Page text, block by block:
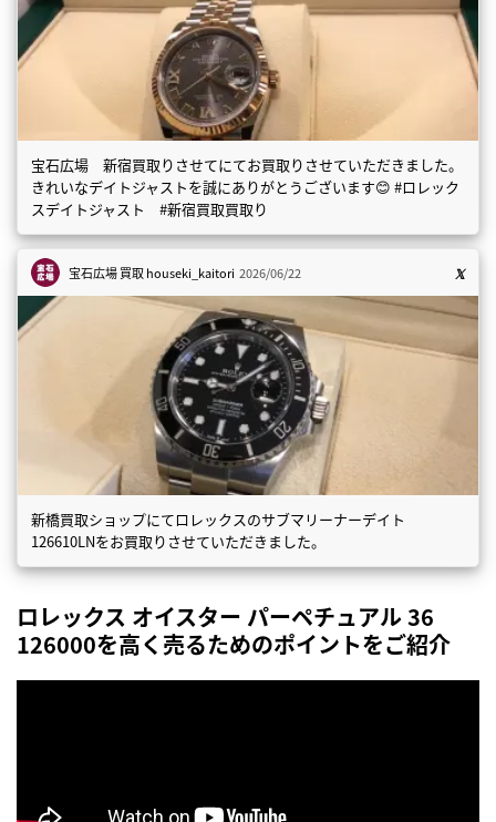
宝石広場 新宿買取りさせてにてお買取りさせていただきました。
きれいなデイトジャストを誠にありがとうございます😊 #ロレック
スデイトジャスト #新宿買取買取り
宝石広場 買取houseki_kaitori 2026/06/22
新橋買取ショップにてロレックスのサブマリーナーデイト
126610LNをお買取りさせていただきました。
ロレックス オイスター パーペチュアル 36
126000を高く売るためのポイントをご紹介